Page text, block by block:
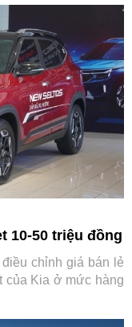
10-50 triệu đồng
chỉnh giá bán lẻ
của Kia ở mức hàng